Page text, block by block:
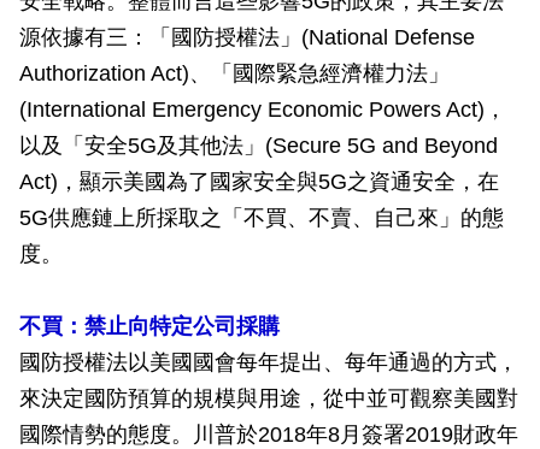
源依據有三：「國防授權法」(National Defense
Authorization Act)、「國際緊急經濟權力法」
(International Emergency Economic Powers Act)，
以及「安全5G及其他法」(Secure 5G and Beyond
Act)，顯示美國為了國家安全與5G之資通安全，在
5G供應鏈上所採取之「不買、不賣、自己來」的態
度。
不買：禁止向特定公司採購
國防授權法以美國國會每年提出、每年通過的方式，
來決定國防預算的規模與用途，從中並可觀察美國對
國際情勢的態度。川普於2018年8月簽署2019財政年